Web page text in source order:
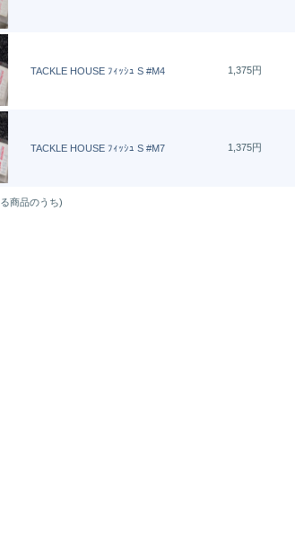
TACKLE HOUSE ﾌｨｯｼｭ S #M4 1,375円
TACKLE HOUSE ﾌｨｯｼｭ S #M7 1,375円
商品のうち)